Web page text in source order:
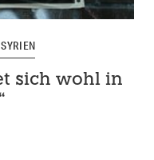
sich wohl in